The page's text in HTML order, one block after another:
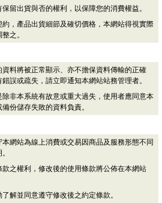
留出貨與否的權利，以保障您的消費權益。
，產品出貨細節及確切價格，本網站得視實際
之。
料將被正常顯示、亦不擔保資料傳輸的正確
誤或疏失，請立即通知本網站站務管理者。
非本系統有故意或重大過失，使用者應同意本
份儲存失敗的資料負責。
網站為線上消費或交易因商品及服務形態不同
之權利，修改後的使用條款將公佈在本網站
解並同意遵守修改後之約定條款。